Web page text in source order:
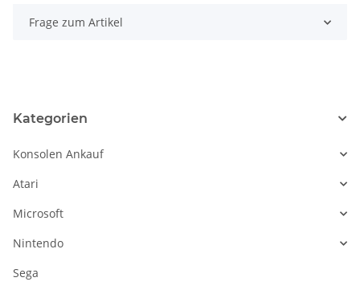
Frage zum Artikel
Kategorien
Konsolen Ankauf
Atari
Microsoft
Nintendo
Sega